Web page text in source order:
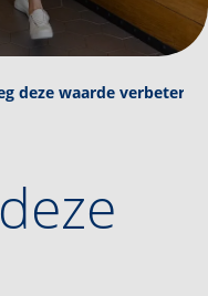
deze waarde